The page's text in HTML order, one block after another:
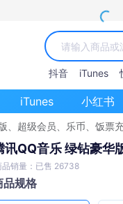
抖音 iTunes
iTunes 小红书
、超级会员、乐币、饭票
讯QQ音乐 绿钻豪华
品销量：已售 26738
品规格